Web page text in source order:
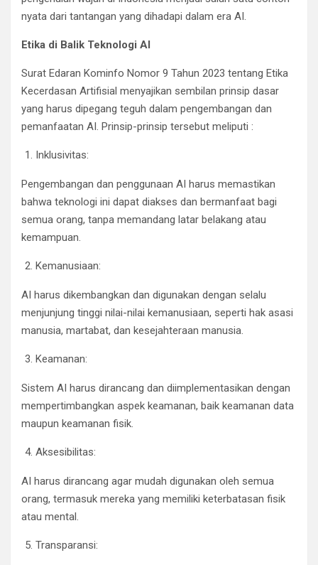
nyata dari tantangan yang dihadapi dalam era AI.
Etika di Balik Teknologi AI
Surat Edaran Kominfo Nomor 9 Tahun 2023 tentang Etika
Kecerdasan Artifisial menyajikan sembilan prinsip dasar
yang harus dipegang teguh dalam pengembangan dan
pemanfaatan AI. Prinsip-prinsip tersebut meliputi :
Inklusivitas:
Pengembangan dan penggunaan AI harus memastikan
bahwa teknologi ini dapat diakses dan bermanfaat bagi
semua orang, tanpa memandang latar belakang atau
kemampuan.
Kemanusiaan:
AI harus dikembangkan dan digunakan dengan selalu
menjunjung tinggi nilai-nilai kemanusiaan, seperti hak asasi
manusia, martabat, dan kesejahteraan manusia.
Keamanan:
Sistem AI harus dirancang dan diimplementasikan dengan
mempertimbangkan aspek keamanan, baik keamanan data
maupun keamanan fisik.
Aksesibilitas:
AI harus dirancang agar mudah digunakan oleh semua
orang, termasuk mereka yang memiliki keterbatasan fisik
atau mental.
Transparansi: